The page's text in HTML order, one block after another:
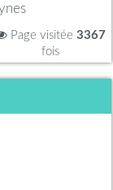
Page visitée 3367
fois